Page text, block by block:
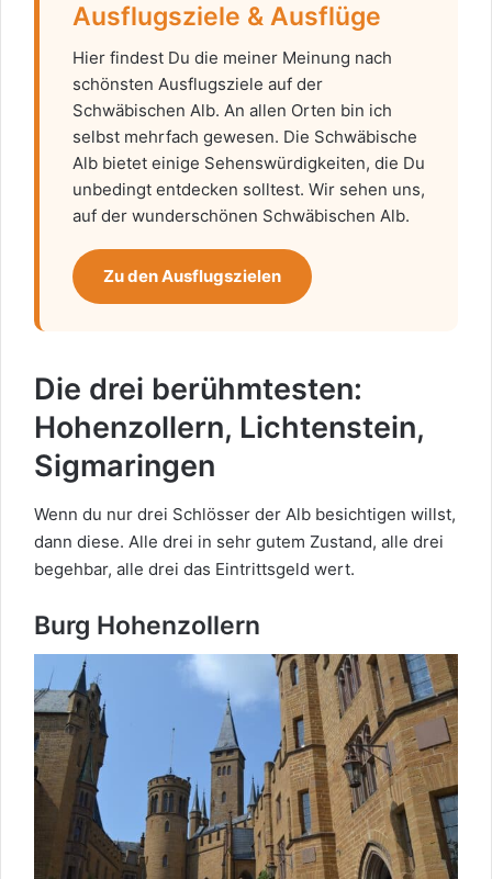
Ausflugsziele & Ausflüge
Hier findest Du die meiner Meinung nach
schönsten Ausflugsziele auf der
Schwäbischen Alb. An allen Orten bin ich
selbst mehrfach gewesen. Die Schwäbische
Alb bietet einige Sehenswürdigkeiten, die Du
unbedingt entdecken solltest. Wir sehen uns,
auf der wunderschönen Schwäbischen Alb.
Zu den Ausflugszielen
Die drei berühmtesten:
Hohenzollern, Lichtenstein,
Sigmaringen
Wenn du nur drei Schlösser der Alb besichtigen willst,
dann diese. Alle drei in sehr gutem Zustand, alle drei
begehbar, alle drei das Eintrittsgeld wert.
Burg Hohenzollern